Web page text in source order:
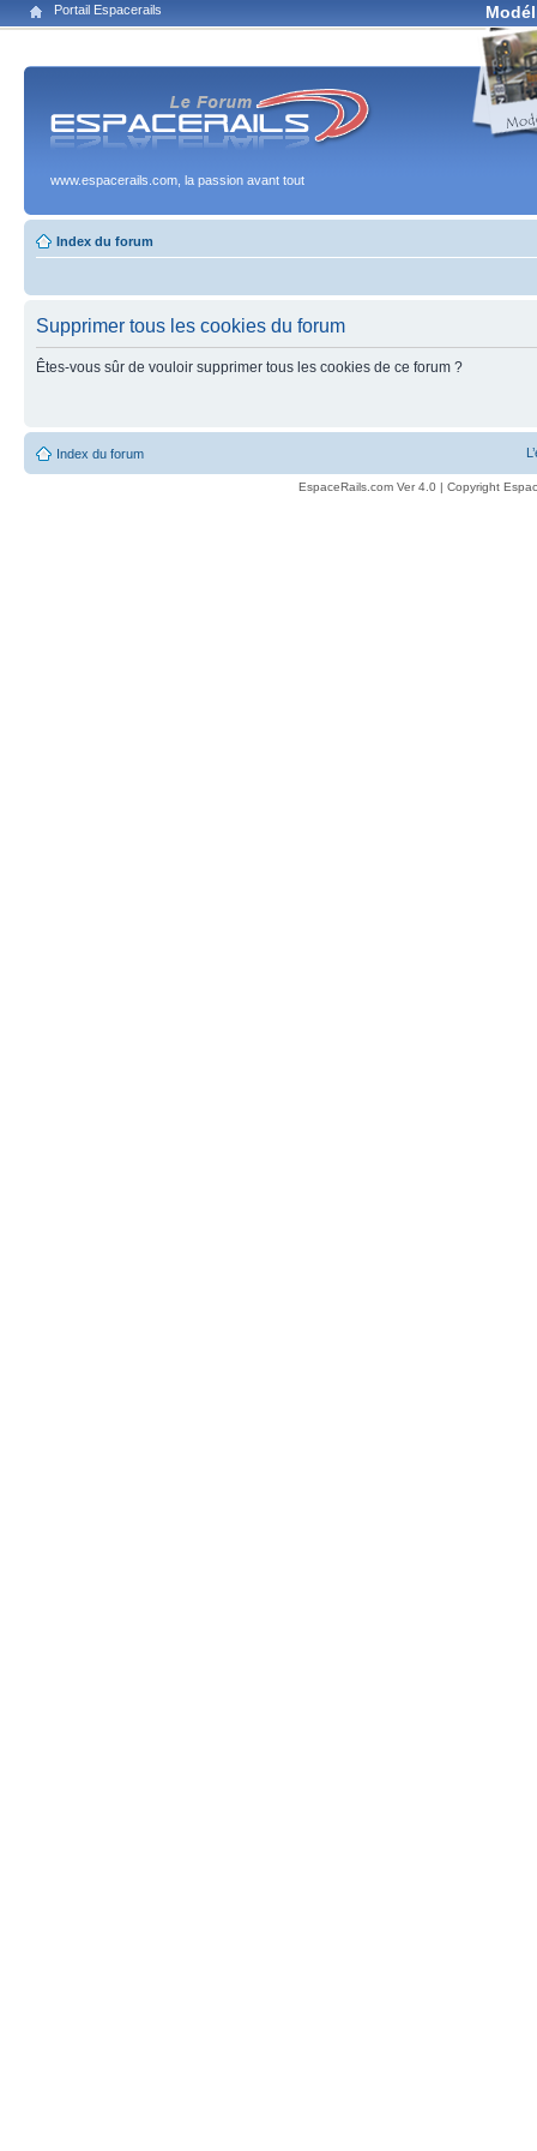
Portail Espacerails
www.espacerails.com, la passion avant tout
Index du forum
Supprimer tous les cookies du forum
Êtes-vous sûr de vouloir supprimer tous les cookies de ce forum ?
Index du forum
EspaceRails.com Ver 4.0 | Copyright